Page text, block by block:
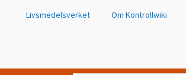
Livsmedelsverket Om Kontrollwiki